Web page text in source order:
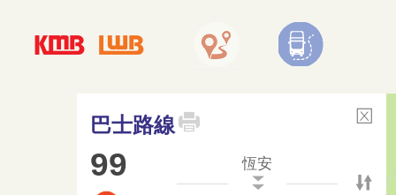
巴士路線
99 恆安